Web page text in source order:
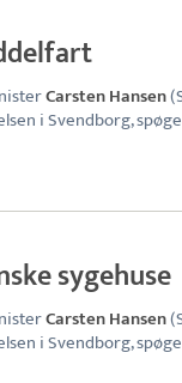
Carsten Hansen
i Svendborg,
sygehuse
Carsten Hansen
i Svendborg,